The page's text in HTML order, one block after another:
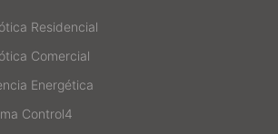
Residencial
Comercial
Energética
Control4